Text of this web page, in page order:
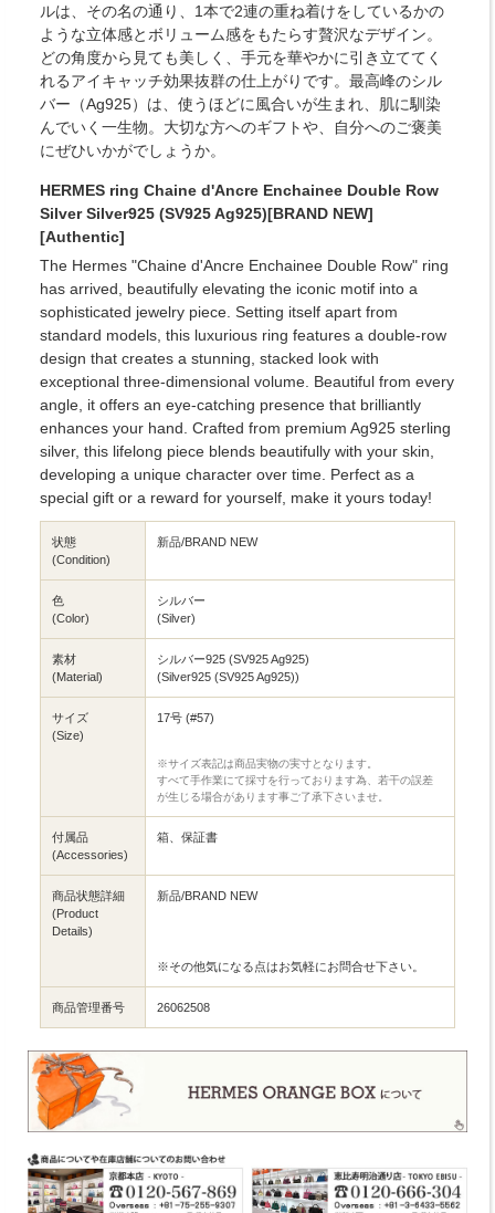
ルは、その名の通り、1本で2連の重ね着けをしているかの
ような立体感とボリューム感をもたらす贅沢なデザイン。
どの角度から見ても美しく、手元を華やかに引き立ててく
れるアイキャッチ効果抜群の仕上がりです。最高峰のシル
バー（Ag925）は、使うほどに風合いが生まれ、肌に馴染
んでいく一生物。大切な方へのギフトや、自分へのご褒美
にぜひいかがでしょうか。
HERMES ring Chaine d'Ancre Enchainee Double Row
Silver Silver925 (SV925 Ag925)[BRAND NEW]
[Authentic]
The Hermes "Chaine d'Ancre Enchainee Double Row" ring
has arrived, beautifully elevating the iconic motif into a
sophisticated jewelry piece. Setting itself apart from
standard models, this luxurious ring features a double-row
design that creates a stunning, stacked look with
exceptional three-dimensional volume. Beautiful from every
angle, it offers an eye-catching presence that brilliantly
enhances your hand. Crafted from premium Ag925 sterling
silver, this lifelong piece blends beautifully with your skin,
developing a unique character over time. Perfect as a
special gift or a reward for yourself, make it yours today!
状態
(Condition)
新品/BRAND NEW
色
(Color)
シルバー
(Silver)
素材
(Material)
シルバー925 (SV925 Ag925)
(Silver925 (SV925 Ag925))
サイズ
(Size)
17号 (#57)
※サイズ表記は商品実物の実寸となります。
すべて手作業にて採寸を行っております為、若干の誤差
が生じる場合があります事ご了承下さいませ。
付属品
(Accessories)
箱、保証書
商品状態詳細
(Product
Details)
新品/BRAND NEW
※その他気になる点はお気軽にお問合せ下さい。
商品管理番号 26062508